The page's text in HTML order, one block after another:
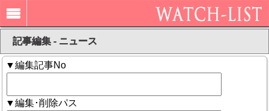
記事編集 - ニュース
▼編集記事No
▼編集･削除パス